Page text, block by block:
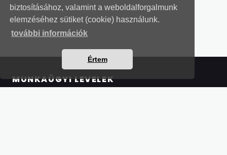
biztosításához, valamint a weboldalforgalmunk
elemzéséhez sütiket (cookie) használunk.
további információk
Értem
MUNKAÜGYI LEVELEK